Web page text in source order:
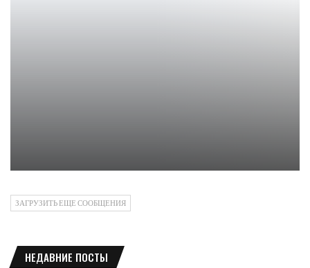
ЗАГРУЗИТЬ ЕЩЕ СООБЩЕНИЯ
НЕДАВНИЕ ПОСТЫ